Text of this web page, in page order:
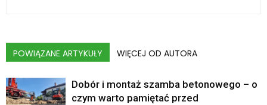
POWIĄZANE ARTYKUŁY WIĘCEJ OD AUTORA
Dobór i montaż szamba betonowego – o
czym warto pamiętać przed